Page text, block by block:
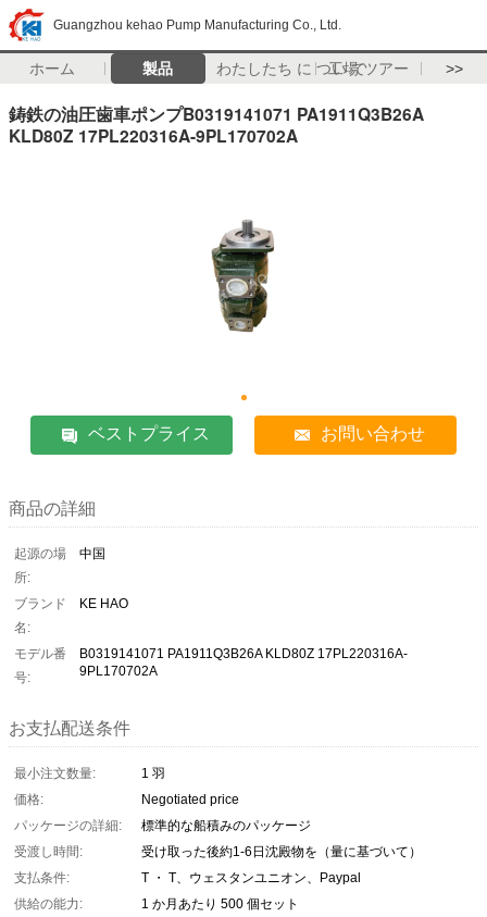
Guangzhou kehao Pump Manufacturing Co., Ltd.
ホーム 製品 わたしたち に つい て工場 ツアー >>
鋳鉄の油圧歯車ポンプB0319141071 PA1911Q3B26A
KLD80Z 17PL220316A-9PL170702A
ベストプライス お問い合わせ
商品の詳細
起源の場
所:
中国
ブランド
名:
KE HAO
モデル番
号:
B0319141071 PA1911Q3B26A KLD80Z 17PL220316A-
9PL170702A
お支払配送条件
最小注文数量:
1 羽
価格:
Negotiated price
パッケージの詳細:
標準的な船積みのパッケージ
受渡し時間:
受け取った後約1-6日沈殿物を（量に基づいて）
支払条件:
T ・ T、ウェスタンユニオン、Paypal
供給の能力:
1 か月あたり 500 個セット